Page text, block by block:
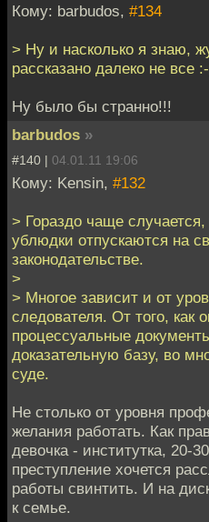
Кому: barbudos, #134
> Ну и насколько я знаю,
рассказано далеко не все
Ну было бы странно!!!
barbudos »
#140 | 04.01.11 19:06
Кому: Kensin, #132
> Гораздо чаще
ублюдки отпускаются на
законодательстве.
>
> Многое зависит и от
следователя. От того, как
процессуальные
доказательную базу, во
суде.
Не столько от уровня
желания работать. Как
девочка - институтка, 20-
преступление хочется
работы свинтить. И на
к семье.